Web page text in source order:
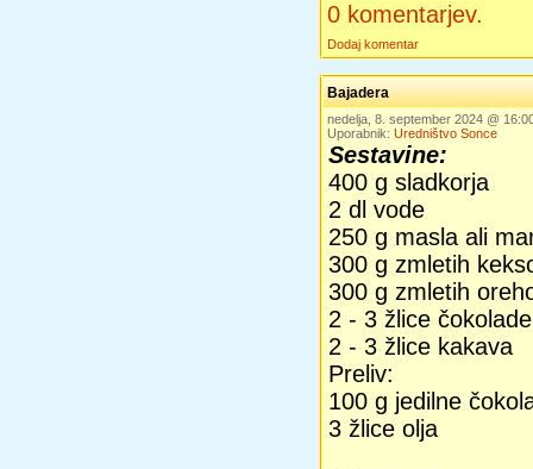
0 komentarjev.
Dodaj komentar
Bajadera
nedelja, 8. september 2024 @
Uporabnik: Uredništvo Sonce
Sestavine:
400 g sladkorja
2 dl vode
250 g masla ali
300 g zmletih
300 g zmletih
2 - 3 žlice
2 - 3 žlice kakava
Preliv:
100 g jedilne
3 žlice olja